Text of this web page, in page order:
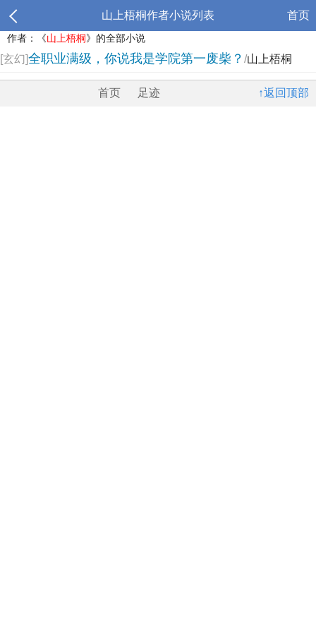
山上梧桐作者小说列表 首页
作者：《山上梧桐》的全部小说
[玄幻]全职业满级，你说我是学院第一废柴？ /山上梧桐
↑返回顶部
首页 足迹